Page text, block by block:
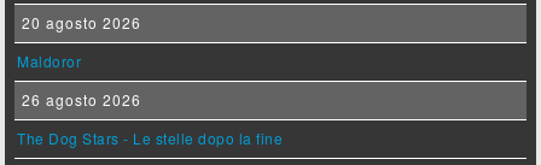
20 agosto 2026
Maldoror
26 agosto 2026
The Dog Stars - Le stelle dopo la fine